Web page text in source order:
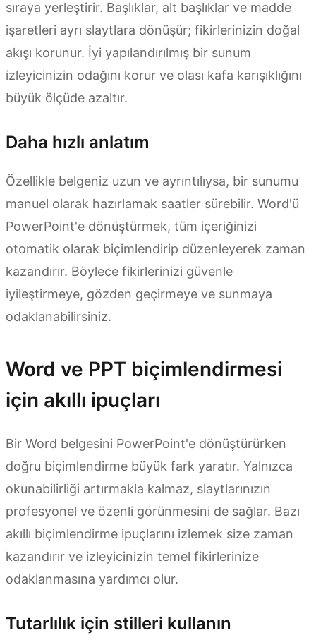
sıraya yerleştirir. Başlıklar, alt başlıklar ve madde
işaretleri ayrı slaytlara dönüşür; fikirlerinizin doğal
akışı korunur. İyi yapılandırılmış bir sunum
izleyicinizin odağını korur ve olası kafa karışıklığını
büyük ölçüde azaltır.
Daha hızlı anlatım
Özellikle belgeniz uzun ve ayrıntılıysa, bir sunumu
manuel olarak hazırlamak saatler sürebilir. Word'ü
PowerPoint'e dönüştürmek, tüm içeriğinizi
otomatik olarak biçimlendirip düzenleyerek zaman
kazandırır. Böylece fikirlerinizi güvenle
iyileştirmeye, gözden geçirmeye ve sunmaya
odaklanabilirsiniz.
Word ve PPT biçimlendirmesi
için akıllı ipuçları
Bir Word belgesini PowerPoint'e dönüştürürken
doğru biçimlendirme büyük fark yaratır. Yalnızca
okunabilirliği artırmakla kalmaz, slaytlarınızın
profesyonel ve özenli görünmesini de sağlar. Bazı
akıllı biçimlendirme ipuçlarını izlemek size zaman
kazandırır ve izleyicinizin temel fikirlerinize
odaklanmasına yardımcı olur.
Tutarlılık için stilleri kullanın